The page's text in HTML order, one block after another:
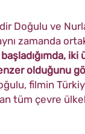
Doğulu ve
zamanda
olduğunu
filmin
tüm çevre